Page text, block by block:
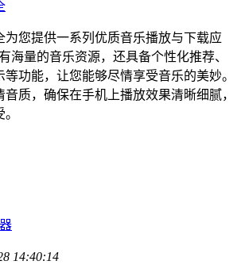
为您提供一系列优质音乐播放与下载应
海量的音乐资源，还具备个性化推荐、
功能，让您能够尽情享受音乐的美妙。
质，确保在手机上播放效果清晰细腻，
14:40:14